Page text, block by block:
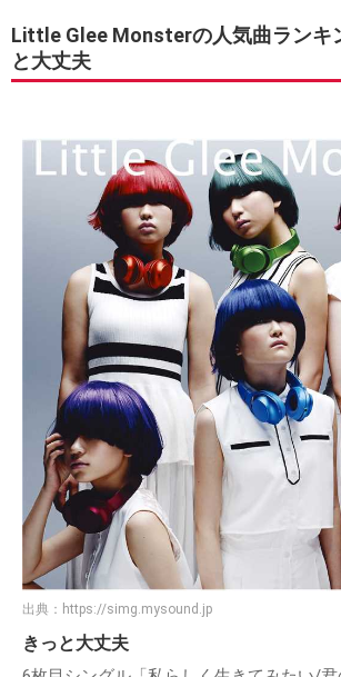
Little Glee Monsterの人気曲ランキ
と大丈夫
出典： https://simg.mysound.jp
きっと大丈夫